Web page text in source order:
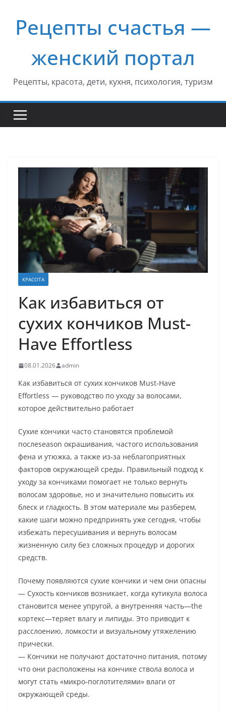
содержимому
Рецепты счастья —
женский портал
Рецепты, красота, дети, кухня, психология, туризм
КРАСОТА
Как избавиться от
сухих кончиков Must-
Have Effortless
08.01.2026 admin
Как избавиться от сухих кончиков Must-Have
Effortless — руководство по уходу за волосами,
которое действительно работает
Сухие кончики часто становятся проблемой
послеseason окрашивания, частого использования
фена и утюжка, а также из‑за неблагоприятных
факторов окружающей среды. Правильный подход к
уходу за кончиками помогает не только вернуть
волосам здоровье, но и значительно повысить их
блеск и гладкость. В этом материале мы разберем,
какие шаги можно предпринять уже сегодня, чтобы
избежать пересушивания и вернуть волосам
жизненную силу без сложных процедур и дорогих
средств.
Почему появляются сухие кончики и чем они опасны
— Сухость кончиков возникает, когда кутикула волоса
становится менее упругой, а внутренняя часть—the
кортекс—теряет влагу и липиды. Это приводит к
расслоению, ломкости и визуальному утяжелению
прически.
— Кончики не получают достаточно питания, потому
что они расположены на кончике ствола волоса и
могут стать «микро‑поглотителями» влаги от
окружающей среды.